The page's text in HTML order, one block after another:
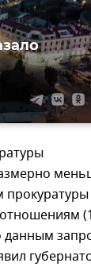
прокуратуры
данным